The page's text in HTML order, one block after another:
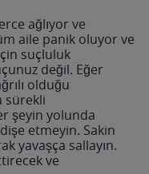
ağlıyor ve
aile panik oluyor ve
suçluluk
değil. Eğer
olduğu
sürekli
şeyin yolunda
etmeyin. Sakin
yavaşça sallayın.
ve